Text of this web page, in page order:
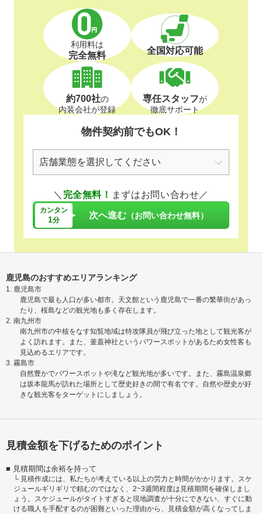
利用料は
完全無料 全国対応可能
約700社の
内装会社が登録
専任スタッフが
徹底サポート
物件契約前でもOK！
＼ 完全無料！ まずはお問い合わせ／
カンタン
1分 次へ進む （お問い合わせ無料）
鹿児島のおすすめエリアランキング
1. 鹿児島市
鹿児島で最も人口が多い都市。天文館という鹿児島で一番の繁華街があっ
たり、桜島などの観光地も多く存在します。
2. 南九州市
南九州市の中核をなす知覧地域は特攻隊員が飛び立った地として観光客が
よく訪れます。また、釜蓋神社というパワースポットがあるため女性客も
見込めるエリアです。
3. 霧島市
自然豊かでパワースポットや滝など観光地が多いです。また、霧島温泉郷
は坂本龍馬が訪れた場所として歴史好きの間で有名です。自然や歴史が好
きな観光客をターゲットにしましょう。
見積金額を下げるためのポイント
見積期間は余裕を持って
見積作成には、私たちが考えている以上の労力と時間がかかります。スケ
ジュールギリギリで頼むのではなく、2~3週間程度は見積期間を確保しまし
ょう。スケジュールがタイトすぎると現地調査が十分にできない、すぐに動
ける職人を手配するのが困難といった理由から、見積金額が高くなってしま